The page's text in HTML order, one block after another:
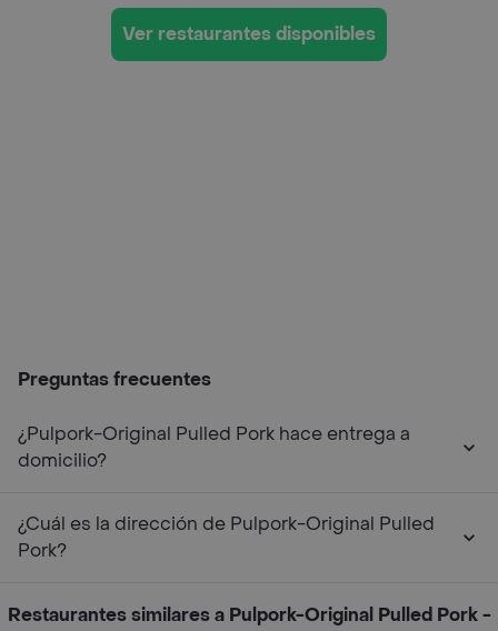
Ver restaurantes disponibles
Preguntas frecuentes
¿Pulpork-Original Pulled Pork hace entrega a
domicilio?
¿Cuál es la dirección de Pulpork-Original Pulled
Pork?
Restaurantes similares a Pulpork-Original Pulled Pork -